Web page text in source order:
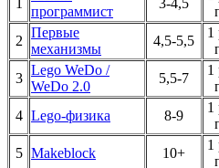
1
программист
3-4,5
2
Первые
механизмы
4,5-5,5
1
3
Lego WeDo /
WeDo 2.0
5,5-7
1
4 Lego-физика 8-9
1
5 Makeblock 10+
1